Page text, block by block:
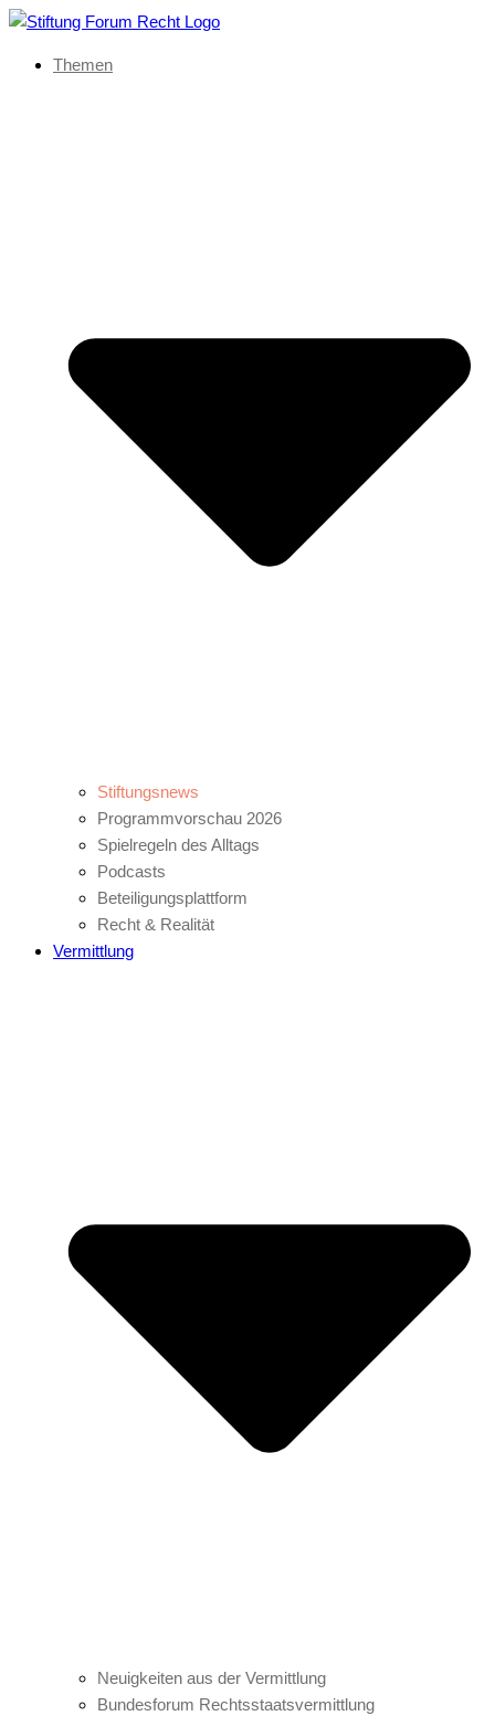
Themen
Stiftungsnews
Programmvorschau 2026
Spielregeln des Alltags
Podcasts
Beteiligungsplattform
Recht & Realität
Vermittlung
Neuigkeiten aus der Vermittlung
Bundesforum Rechtsstaatsvermittlung